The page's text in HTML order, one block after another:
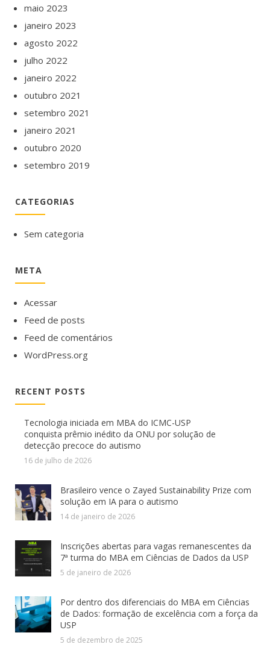
maio 2023
janeiro 2023
agosto 2022
julho 2022
janeiro 2022
outubro 2021
setembro 2021
janeiro 2021
outubro 2020
setembro 2019
CATEGORIAS
Sem categoria
META
Acessar
Feed de posts
Feed de comentários
WordPress.org
RECENT POSTS
Tecnologia iniciada em MBA do ICMC-USP
conquista prêmio inédito da ONU por solução de
detecção precoce do autismo
16 de julho de 2026
Brasileiro vence o Zayed Sustainability Prize com
solução em IA para o autismo
14 de janeiro de 2026
Inscrições abertas para vagas remanescentes da
7ª turma do MBA em Ciências de Dados da USP
5 de janeiro de 2026
Por dentro dos diferenciais do MBA em Ciências
de Dados: formação de excelência com a força da
USP
5 de dezembro de 2025